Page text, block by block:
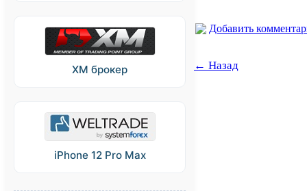
XM брокер
iPhone 12 Pro Max
Добавить
← Назад